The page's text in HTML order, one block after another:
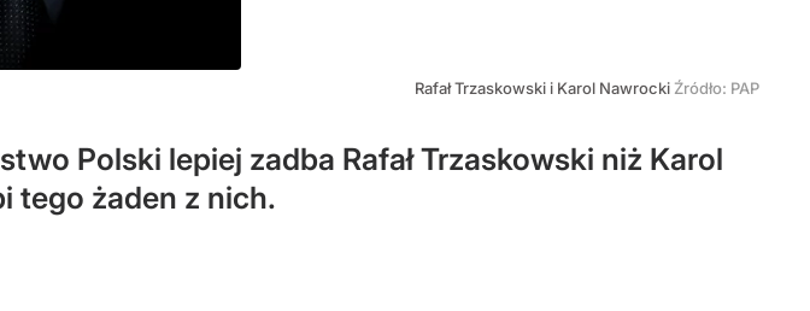
Rafał Trzaskowski i Karol Nawrocki Źródło: PAP
Polski lepiej zadba Rafał Trzaskowski niż Karol
tego żaden z nich.